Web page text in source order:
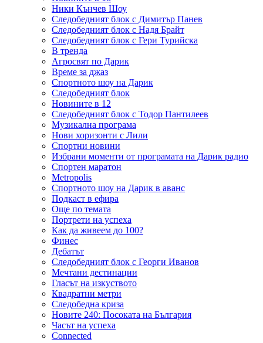
Ники Кънчев Шоу
Следобедният блок с Димитър Панев
Следобедният блок с Надя Брайт
Следобедният блок с Гери Турийска
В тренда
Агросвят по Дарик
Време за джаз
Спортното шоу на Дарик
Следобедният блок
Новините в 12
Следобедният блок с Тодор Пантилеев
Музикална програма
Нови хоризонти с Лили
Спортни новини
Избрани моменти от програмата на Дарик радио
Спортен маратон
Metropolis
Спортното шоу на Дарик в аванс
Подкаст в ефира
Още по темата
Портрети на успеха
Как да живеем до 100?
Финес
Дебатът
Следобедният блок с Георги Иванов
Мечтани дестинации
Гласът на изкуството
Квадратни метри
Следобедна криза
Новите 240: Посоката на България
Часът на успеха
Connected